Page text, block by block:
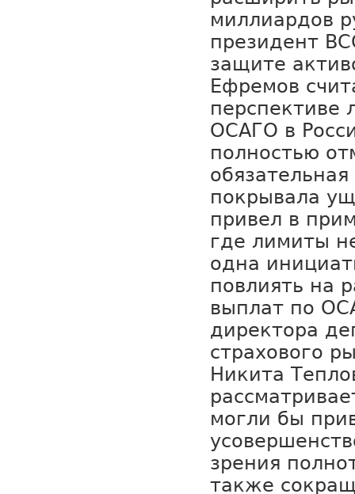
миллиардов
президент
защите
Ефремов
перспективе
ОСАГО в
полностью
покрывала
привел в
где лимиты
одна
повлиять на
выплат по
директора
страхового
Никита
могли бы
зрения
также